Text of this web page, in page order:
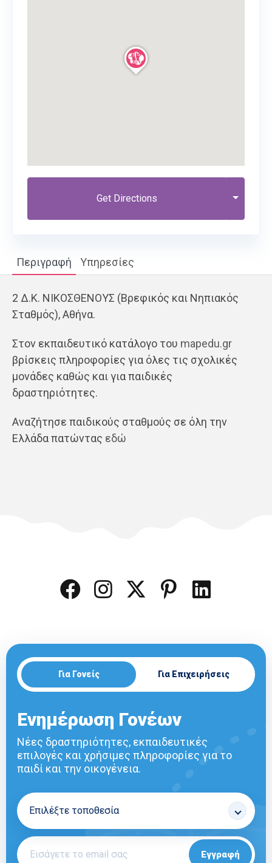
Get Directions
Περιγραφή Υπηρεσίες
2 Δ.Κ. ΝΙΚΟΣΘΕΝΟΥΣ (Βρεφικός και Νηπιακός
Σταθμός), Αθήνα.
Στον εκπαιδευτικό κατάλογο του mapedu.gr
βρίσκεις πληροφορίες για όλες τις σχολικές
μονάδες καθώς και για παιδικές
δραστηριότητες.
Αναζήτησε παιδικούς σταθμούς σε όλη την
Ελλάδα πατώντας εδώ
Για Γονείς Για Επιχειρήσεις
Ενημέρωση Γονέων
Νέες δραστηριότητες, εκπαιδευτικές
επιλογές και χρήσιμες πληροφορίες για το
παιδί και την οικογένεια.
Εγγραφή